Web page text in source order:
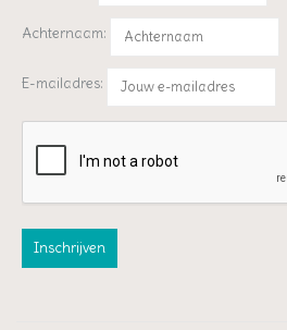
Achternaam:
E-mailadres: